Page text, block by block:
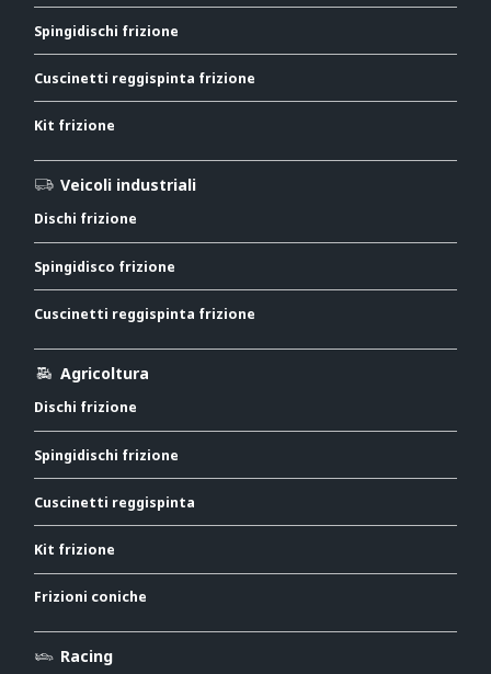
Spingidischi frizione
Cuscinetti reggispinta frizione
Kit frizione
Veicoli industriali
Dischi frizione
Spingidisco frizione
Cuscinetti reggispinta frizione
Agricoltura
Dischi frizione
Spingidischi frizione
Cuscinetti reggispinta
Kit frizione
Frizioni coniche
Racing